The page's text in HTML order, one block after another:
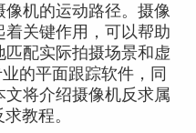
机的运动路径。摄像
关键作用，可以帮助
配实际拍摄场景和虚
的平面跟踪软件，同
将介绍摄像机反求属
教程。